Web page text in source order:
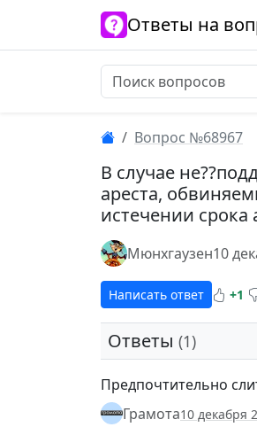
Ответы на
Вопрос №68967
В случае
ареста,
истечении срока
Мюнхгаузен10
Написать ответ +1
Ответы (1)
Предпочтительно
Грамота10 декабря